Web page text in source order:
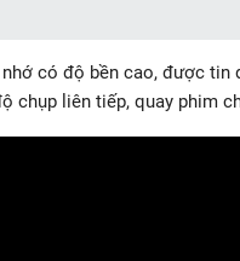
có độ bền cao, được tin
chụp liên tiếp, quay phim